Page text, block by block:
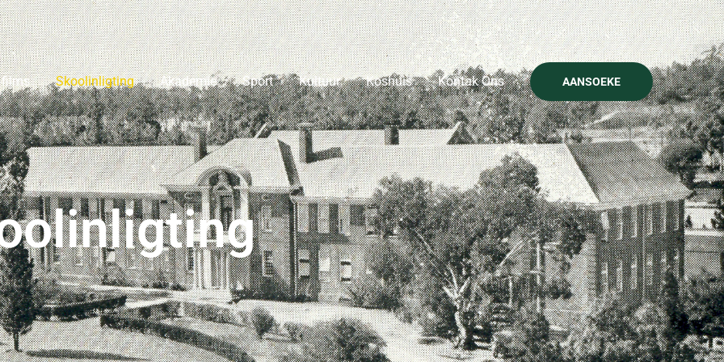
films Skoolinligting Akademie Sport Kultuur Koshuis Kontak Ons AANSOEKE